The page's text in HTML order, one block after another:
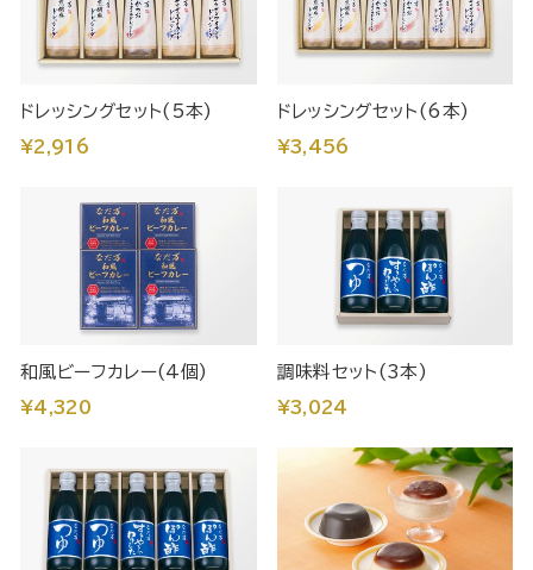
ドレッシングセット(5本)
¥2,916
ドレッシングセット(6本)
¥3,456
和風ビーフカレー(4個)
¥4,320
調味料セット(3本)
¥3,024